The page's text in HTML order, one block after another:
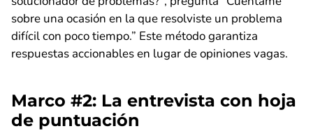
sobre una ocasión en la que resolviste un problema
difícil con poco tiempo.” Este método garantiza
respuestas accionables en lugar de opiniones vagas.
Marco #2: La entrevista con hoja
de puntuación